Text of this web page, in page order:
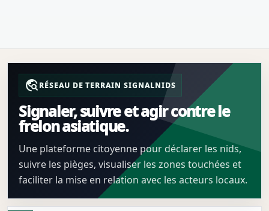
travel_exploreRÉSEAU DE TERRAIN SIGNALNIDS
Signaler, suivre et agir contre le
frelon asiatique.
Une plateforme citoyenne pour déclarer les nids,
suivre les pièges, visualiser les zones touchées et
faciliter la mise en relation avec les acteurs locaux.